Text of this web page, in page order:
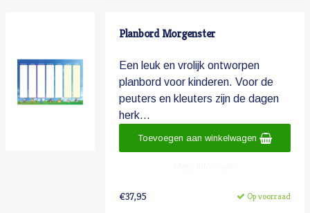
Planbord Morgenster
Een leuk en vrolijk ontworpen
planbord voor kinderen. Voor de
peuters en kleuters zijn de dagen
herk...
€37,95 Op voorraad
Toevoegen aan winkelwagen